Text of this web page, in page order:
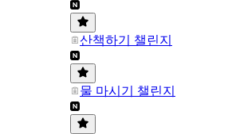
산책하기 챌린지
물 마시기 챌린지